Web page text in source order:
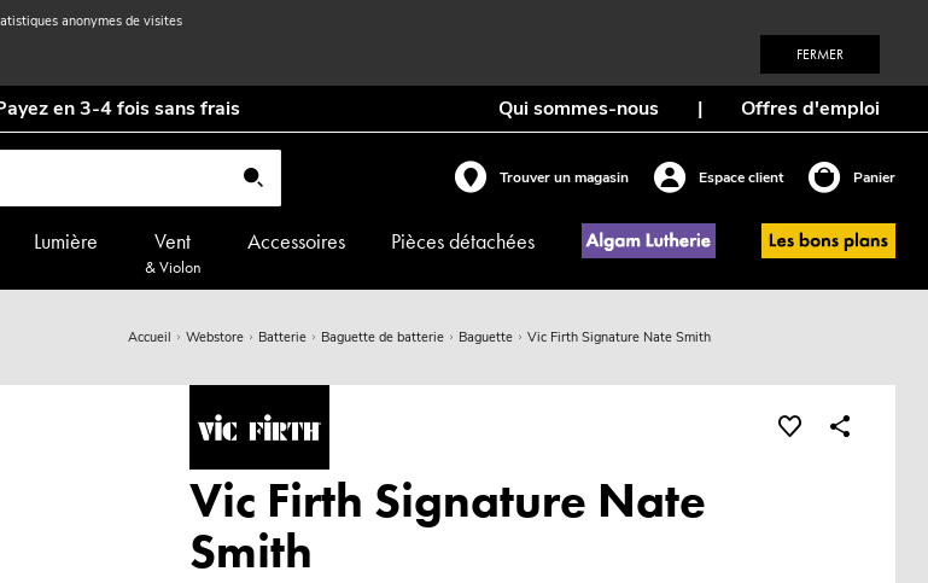
anonymes de visites
FERMER
en 3-4 fois sans frais Qui sommes-nous | Offres d'emploi
Trouver un magasin Espace client Panier
Lumière Vent
& Violon
Accessoires Pièces détachées
Accueil Webstore Batterie Baguette de batterie Baguette Vic Firth Signature Nate Smith
Vic Firth Signature Nate
Smith